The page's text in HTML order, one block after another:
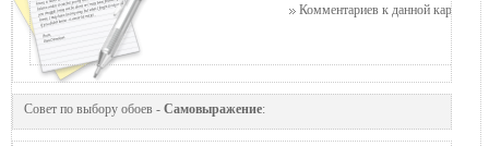
Комментариев к данной картинке
Совет по выбору обоев - Самовыражение: